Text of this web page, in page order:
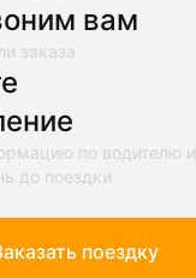
вам
заказа
по водителю и
до поездки
поездку